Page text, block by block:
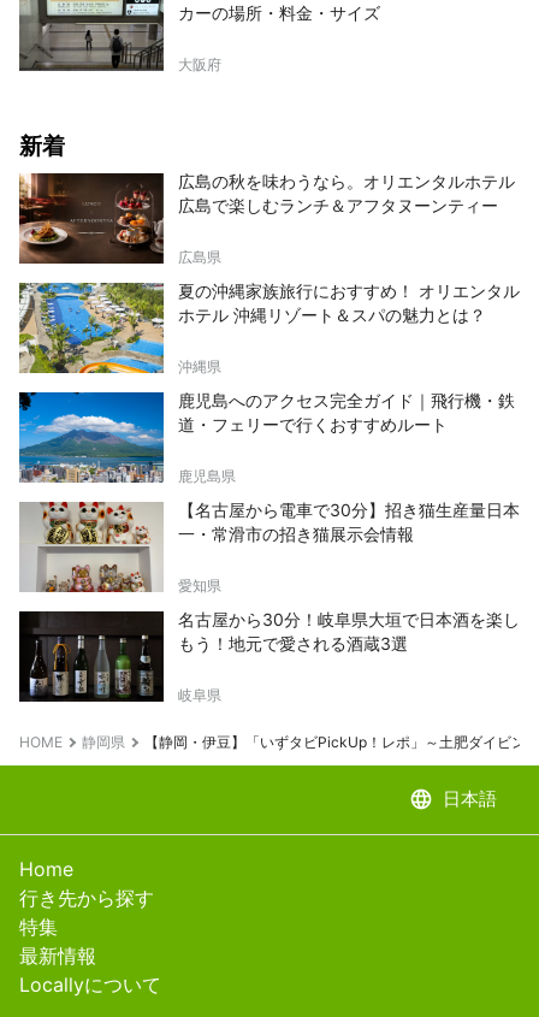
カーの場所・料金・サイズ
大阪府
新着
広島の秋を味わうなら。オリエンタルホテル
広島で楽しむランチ＆アフタヌーンティー
広島県
夏の沖縄家族旅行におすすめ！ オリエンタル
ホテル 沖縄リゾート＆スパの魅力とは？
沖縄県
鹿児島へのアクセス完全ガイド｜飛行機・鉄
道・フェリーで行くおすすめルート
鹿児島県
【名古屋から電車で30分】招き猫生産量日本
一・常滑市の招き猫展示会情報
愛知県
名古屋から30分！岐阜県大垣で日本酒を楽し
もう！地元で愛される酒蔵3選
岐阜県
HOME 静岡県 【静岡・伊豆】「いずタビPickUp！レポ」～土肥ダイビン
language 日本語
Home
行き先から探す
特集
最新情報
Locallyについて